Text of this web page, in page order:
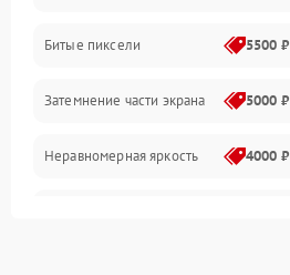
Механические повреждения
Программное обеспечение
Битые пиксели 5500 ₽
Затемнение части экрана 5000 ₽
Неравномерная яркость 4000 ₽